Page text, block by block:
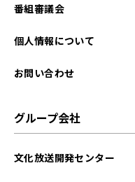
番組審議会
個人情報について
お問い合わせ
グループ会社
文化放送開発センター